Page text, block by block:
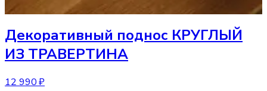
Декоративный поднос КРУГЛЫЙ
ИЗ ТРАВЕРТИНА
12 990 ₽